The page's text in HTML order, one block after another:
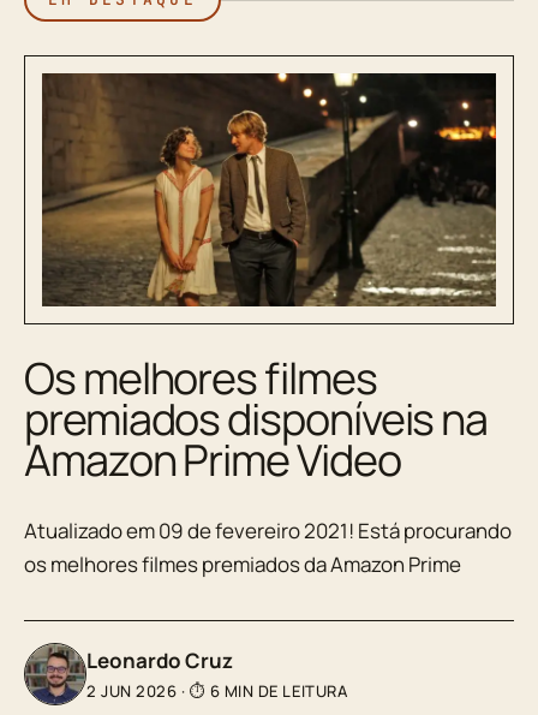
Os melhores filmes
premiados disponíveis na
Amazon Prime Video
Atualizado em 09 de fevereiro 2021! Está procurando
os melhores filmes premiados da Amazon Prime
Leonardo Cruz
2 JUN 2026 · ⏱ 6 MIN DE LEITURA